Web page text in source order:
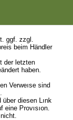
ggf. zzgl.
beim Händler
der letzten
haben.
Verweıse sind
diesen Lınk
Provısıon.